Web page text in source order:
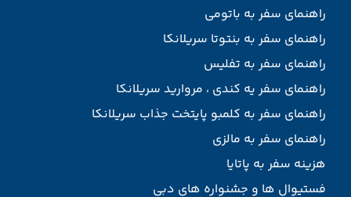
راهنمای سفر به باتومی
راهنمای سفر به بنتوتا سریلانکا
راهنمای سفر به تفلیس
راهنمای سفر یه کندی ، مروارید سریلانکا
راهنمای سفر به کلمبو پایتخت جذاب سریلانکا
راهنمای سفر به مالزی
هزینه سفر به پاتایا
فستیوال ها و جشنواره های دبی